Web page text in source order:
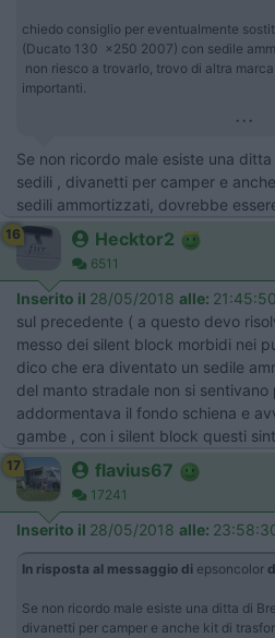
chiedo consiglio per eventualmente
(Ducato 130 x250 2007) con sedile
non riesco a trovarlo, trovo di altra
importanti.
...
Se non ricordo male esiste una
sedili , divanetti per camper e
sedili ammortizzati, dovrebbe
16 Hecktor2
6511
Inserito il 28/05/2018 alle: 21:45:50
sul precedente ( a questo devo
messo dei silent block morbidi nei
dico che era diventato un sedile
del manto stradale non si sentivano
addormentava il fondo schiena e
gambe , con i silent block questi
17 flavius67
17241
Inserito il 28/05/2018 alle:
In risposta al messaggio di epsoncolor
Se non ricordo male esiste una ditta di
divanetti per camper e anche kit di